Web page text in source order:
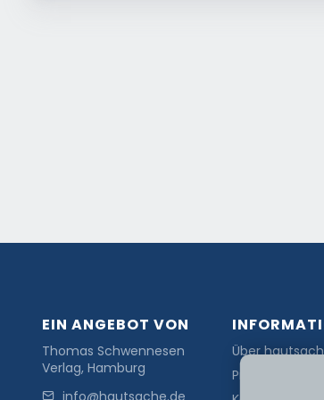
EIN ANGEBOT VON
Thomas Schwennesen
Verlag, Hamburg
info@hautsache.de
Über
Presse